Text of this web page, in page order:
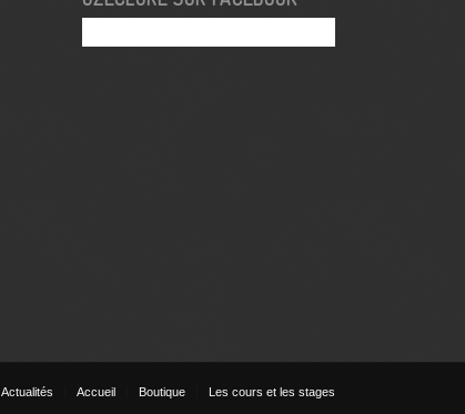
Actualités Accueil Boutique Les cours et les stages